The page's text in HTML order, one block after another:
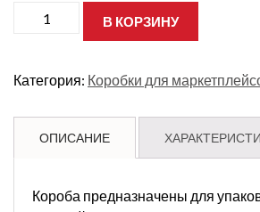
товара
Р51
В КОРЗИНУ
Категория: Коробки для
ОПИСАНИЕ
Короба предназначены для